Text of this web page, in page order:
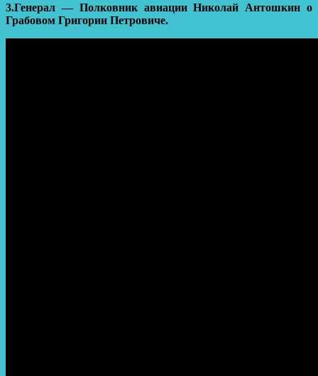
3.Генерал — Полковник авиации Николай Антошкин о
Грабовом Григории Петровиче.